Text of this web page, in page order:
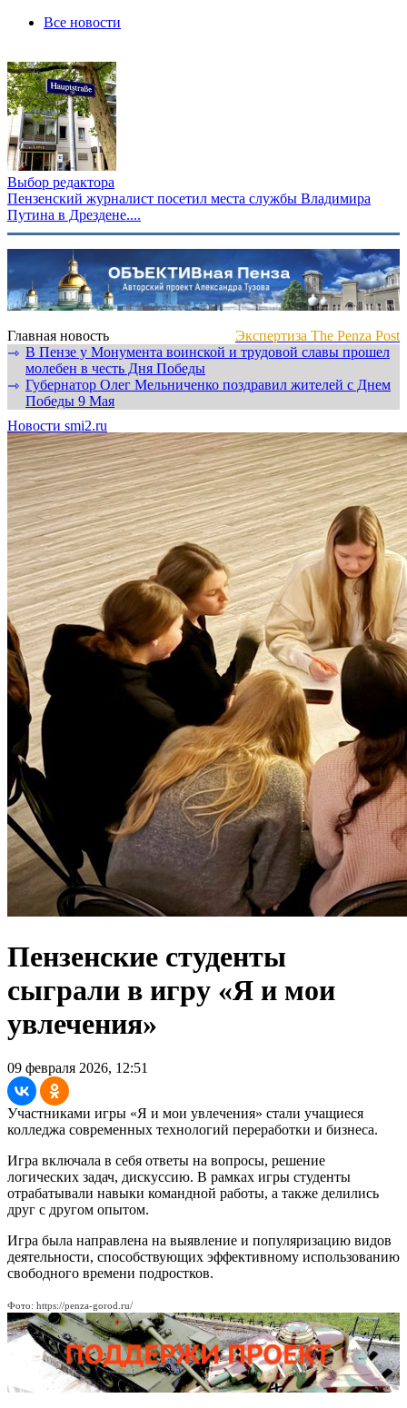
Все новости
Выбор редактора
Пензенский журналист посетил места службы Владимира
Путина в Дрездене....
Главная новость
Экспертиза The Penza Post
⇾ В Пензе у Монумента воинской и трудовой славы прошел
молебен в честь Дня Победы
⇾ Губернатор Олег Мельниченко поздравил жителей с Днем
Победы 9 Мая
Новости smi2.ru
Пензенские студенты
сыграли в игру «Я и мои
увлечения»
09 февраля 2026, 12:51
Участниками игры «Я и мои увлечения» стали учащиеся
колледжа современных технологий переработки и бизнеса.
Игра включала в себя ответы на вопросы, решение
логических задач, дискуссию. В рамках игры студенты
отрабатывали навыки командной работы, а также делились
друг с другом опытом.
Игра была направлена на выявление и популяризацию видов
деятельности, способствующих эффективному использованию
свободного времени подростков.
Фото: https://penza-gorod.ru/